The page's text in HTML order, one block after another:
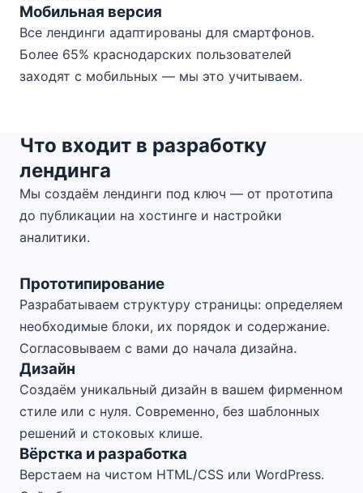
Мобильная версия
Все лендинги адаптированы для смартфонов.
Более 65% краснодарских пользователей
заходят с мобильных — мы это учитываем.
Что входит в разработку
лендинга
Мы создаём лендинги под ключ — от прототипа
до публикации на хостинге и настройки
аналитики.
Прототипирование
Разрабатываем структуру страницы: определяем
необходимые блоки, их порядок и содержание.
Согласовываем с вами до начала дизайна.
Дизайн
Создаём уникальный дизайн в вашем фирменном
стиле или с нуля. Современно, без шаблонных
решений и стоковых клише.
Вёрстка и разработка
Верстаем на чистом HTML/CSS или WordPress.